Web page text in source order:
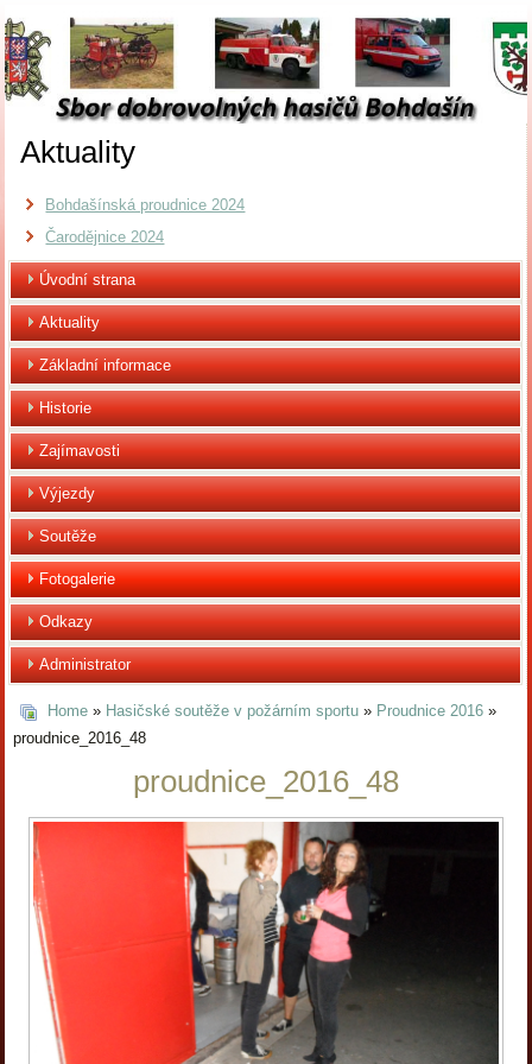
Aktuality
Bohdašínská proudnice 2024
Čarodějnice 2024
Úvodní strana
Aktuality
Základní informace
Historie
Zajímavosti
Výjezdy
Soutěže
Fotogalerie
Odkazy
Administrator
Home» Hasičské soutěže v požárním sportu» Proudnice 2016»
proudnice_2016_48
proudnice_2016_48